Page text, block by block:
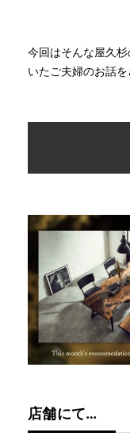
今回はそんな屋久
いたご夫婦のお話
店舗にて…